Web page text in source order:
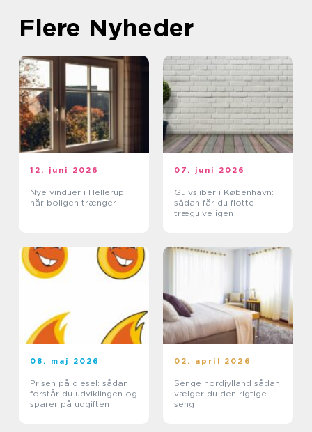
Flere Nyheder
12. juni 2026
Nye vinduer i Hellerup:
når boligen trænger
07. juni 2026
Gulvsliber i København:
sådan får du flotte
trægulve igen
08. maj 2026
Prisen på diesel: sådan
forstår du udviklingen og
sparer på udgiften
02. april 2026
Senge nordjylland sådan
vælger du den rigtige
seng